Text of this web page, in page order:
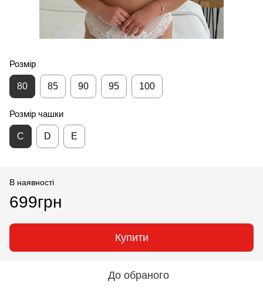
Розмір
80 85 90 95 100
Розмір чашки
С D E
В наявності
699грн
Купити
До обраного